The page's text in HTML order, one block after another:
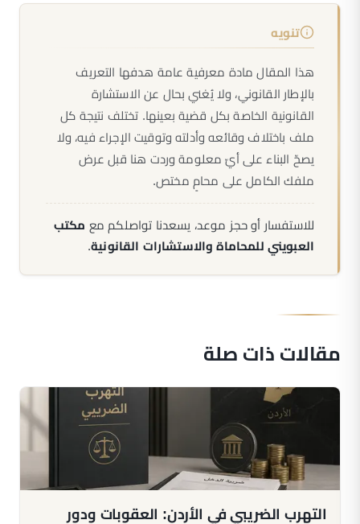
تنويه
هذا المقال مادة معرفية عامة هدفها التعريف
بالإطار القانوني، ولا يُغني بحال عن الاستشارة
القانونية الخاصة بكل قضية بعينها. تختلف نتيجة كل
ملف باختلاف وقائعه وأدلته وتوقيت الإجراء فيه، ولا
يصحّ البناء على أيّ معلومة وردت هنا قبل عرض
ملفك الكامل على محامٍ مختص.
للاستفسار أو حجز موعد، يسعدنا تواصلكم مع مكتب
العبويني للمحاماة والاستشارات القانونية.
مقالات ذات صلة
التهرب الضريبي في الأردن: العقوبات ودور